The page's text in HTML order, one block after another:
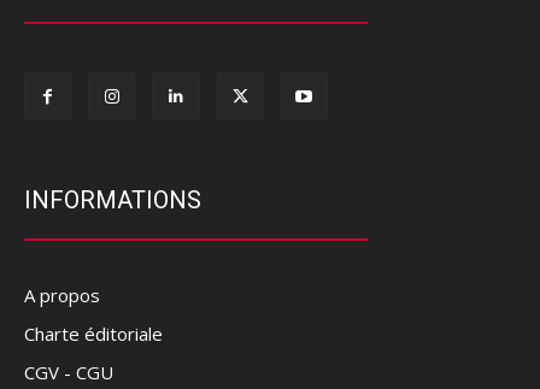
INFORMATIONS
A propos
Charte éditoriale
CGV - CGU